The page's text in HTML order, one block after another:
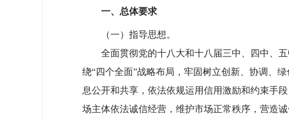
一、总体要求
（一）指导思想。
全面贯彻党的十八大和十八届三中、四中、五
绕“四个全面”战略布局，牢固树立创新、协调、
息公开和共享，依法依规运用信用激励和约束手
场主体依法诚信经营，维护市场正常秩序，营造诚